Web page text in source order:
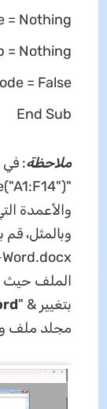
= Nothing
= Nothing
= False
End Sub
ملاحظة: في
والأعمدة
الملف حيث
بتغيير & "
مجلد ملف